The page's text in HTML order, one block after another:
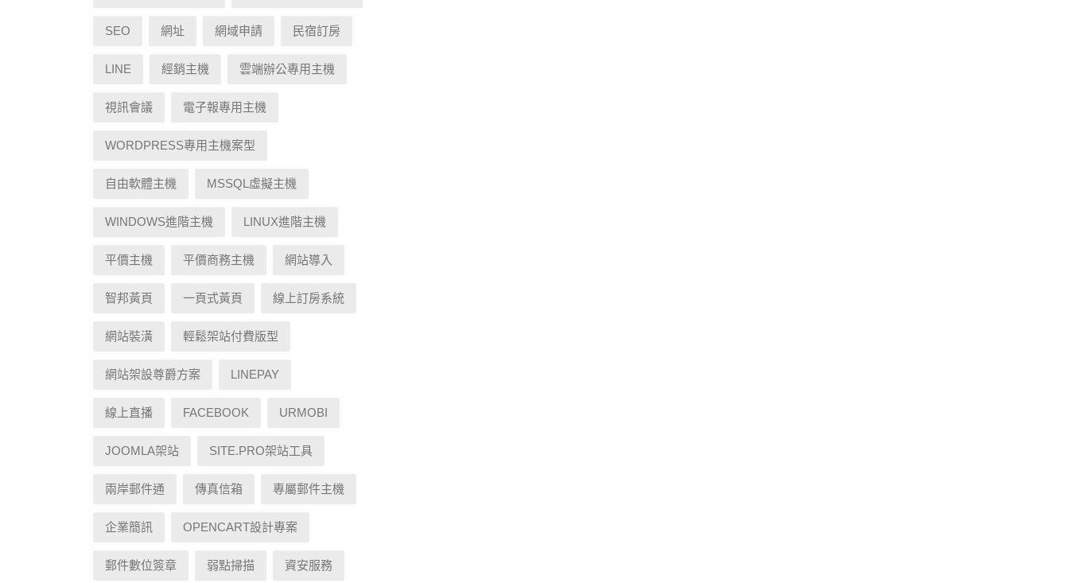
SEO 網址 網域申請 民宿訂房
LINE 經銷主機 雲端辦公專用主機
視訊會議 電子報專用主機
WORDPRESS專用主機案型
自由軟體主機 MSSQL虛擬主機
WINDOWS進階主機 LINUX進階主機
平價主機 平價商務主機 網站導入
智邦黃頁 一頁式黃頁 線上訂房系統
網站裝潢 輕鬆架站付費版型
網站架設尊爵方案 LINEPAY
線上直播 FACEBOOK URMOBI
JOOMLA架站 SITE.PRO架站工具
兩岸郵件通 傳真信箱 專屬郵件主機
企業簡訊 OPENCART設計專案
郵件數位簽章 弱點掃描 資安服務